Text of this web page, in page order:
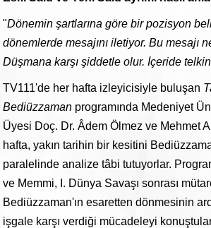
"Dönemin şartlarına göre bir pozisyon
dönemlerde mesajını iletiyor. Bu mesajı
Düşmana karşı şiddetle olur. İçeride
TV111'de her hafta izleyicisiyle buluşan
Bediüzzaman programında Medeniyet
Üyesi Doç. Dr. Âdem Ölmez ve Mehmet
hafta, yakın tarihin bir kesitini
paralelinde analize tâbi tutuyorlar.
ve Memmi, I. Dünya Savaşı sonrası
Bediüzzaman'ın esaretten dönmesinin
işgale karşı verdiği mücadeleyi